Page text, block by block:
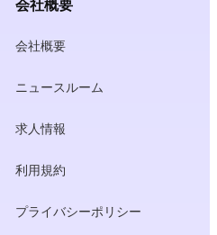
会社概要
会社概要
ニュースルーム
求人情報
利用規約
プライバシーポリシー